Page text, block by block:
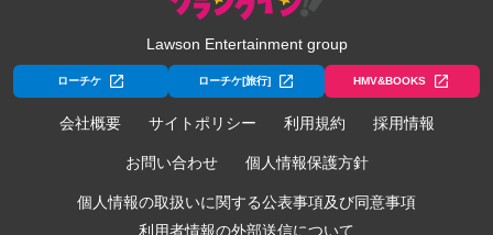
Lawson Entertainment group
ローチケ ローチケ[旅行] HMV&BOOKS
会社概要 サイトポリシー 利用規約 採用情報
お問い合わせ 個人情報保護方針
個人情報の取扱いに関する公表事項及び同意事項
利用者情報の外部送信について